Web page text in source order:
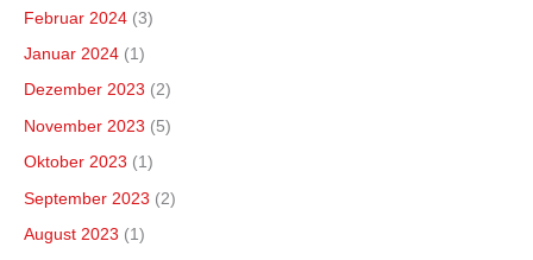
Februar 2024 (3)
Januar 2024 (1)
Dezember 2023 (2)
November 2023 (5)
Oktober 2023 (1)
September 2023 (2)
August 2023 (1)